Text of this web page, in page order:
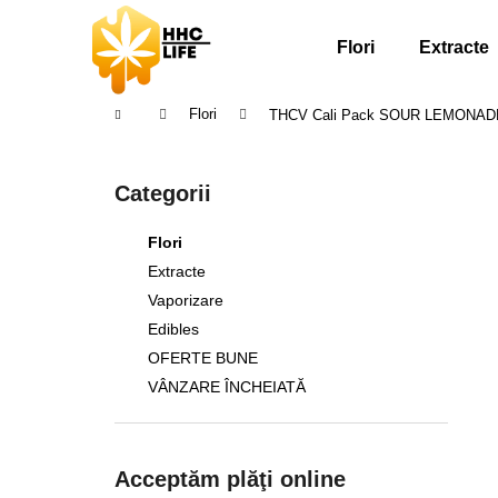
Flori Extracte
Acasă Flori THCV Cali Pack SOUR
Sari
Categorii
Flori
Extracte
Vaporizare
Edibles
OFERTE BUNE
VÂNZARE ÎNCHEIATĂ
Acceptăm plăţi online
Înapoi
cumpărături
Înapoi
cumpărături